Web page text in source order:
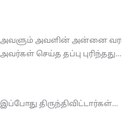
அவளும் அவளின் அன்னை
அவர்கள் செய்த தப்பு புரிந்தது…
இப்போது திருந்திவிட்டார்கள்…